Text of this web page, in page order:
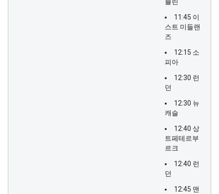
11:45 이
스트 미들랜
즈
12:15 소
피아
12:30 런
던
12:30 뉴
캐슬
12:40 상
트페테르부
르크
12:40 런
던
12:45 맨